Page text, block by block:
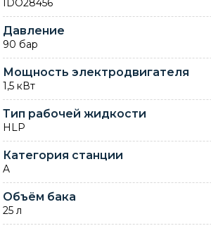
IDO28456
Давление
90 бар
Мощность электродвигателя
1,5 кВт
Тип рабочей жидкости
HLP
Категория станции
A
Объём бака
25 л